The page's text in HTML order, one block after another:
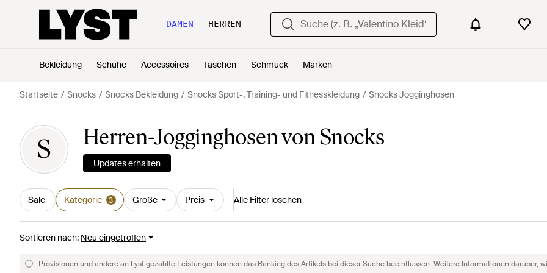
DAMEN HERREN
Bekleidung Schuhe Accessoires Taschen Schmuck Marken
Startseite Snocks Snocks Bekleidung Snocks Sport-, Training- und Fitnesskleidung Snocks Jogginghosen
S Herren-Jogginghosen von Snocks
Updates erhalten
Sale Kategorie 3 Größe Preis Alle Filter löschen
Sortieren nach: Neu eingetroffen
Provisionen und andere an Lyst gezahlte Leistungen können das Ranking des Artikels bei dieser Suche beeinflussen. Weitere Informationen darüber,